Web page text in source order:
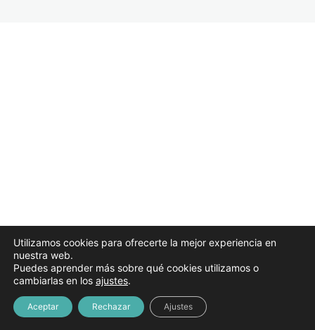
Utilizamos cookies para ofrecerte la mejor experiencia en
nuestra web.
Puedes aprender más sobre qué cookies utilizamos o
cambiarlas en los ajustes.
Aceptar Rechazar Ajustes